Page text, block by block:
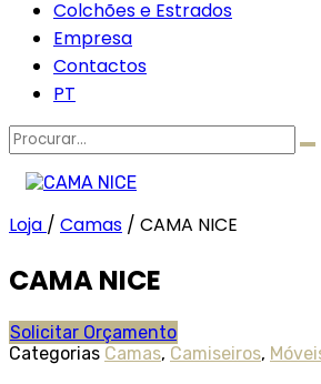
Colchões e Estrados
Empresa
Contactos
PT
Procurar
por:
Loja / Camas / CAMA NICE
CAMA NICE
Solicitar Orçamento
Categorias Camas, Camiseiros,